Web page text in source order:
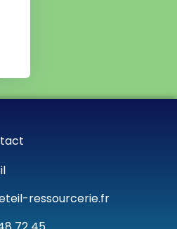
ressourcerie.fr